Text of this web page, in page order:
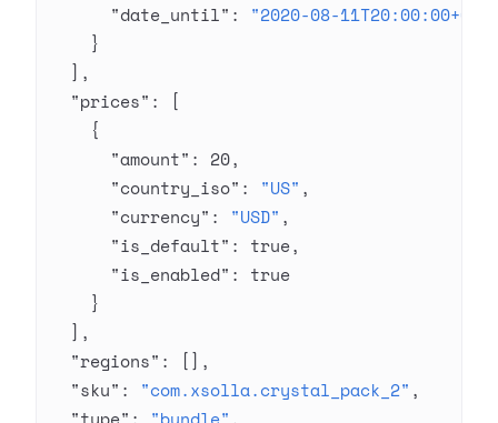
      "date_until"
: "2020-08-
    }
  ],
  "prices"
: [
    {
      "amount"
: 20,
      "country_iso"
: "US" ,
      "currency"
: "USD" ,
      "is_default"
: true,
      "is_enabled"
: true
    }
  ],
  "regions"
: [],
  "sku"
: "com.xsolla.crystal_pack_2" ,